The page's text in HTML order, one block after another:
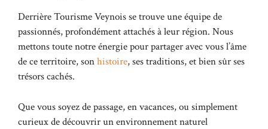
Derrière Tourisme Veynois se trouve une équipe de
passionnés, profondément attachés à leur région. Nous
mettons toute notre énergie pour partager avec vous l’âme
de ce territoire, sonhistoire, ses traditions, et bien sûr ses
trésors cachés.
Que vous soyez de passage, en vacances, ou simplement
curieux de découvrir un environnement naturel